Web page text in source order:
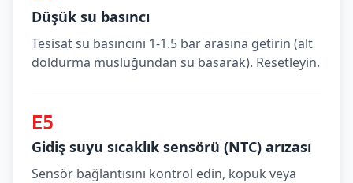
Düşük su basıncı
Tesisat su basıncını 1-1.5 bar arasına getirin (alt
doldurma musluğundan su basarak). Resetleyin.
E5
Gidiş suyu sıcaklık sensörü (NTC) arızası
Sensör bağlantısını kontrol edin, kopuk veya